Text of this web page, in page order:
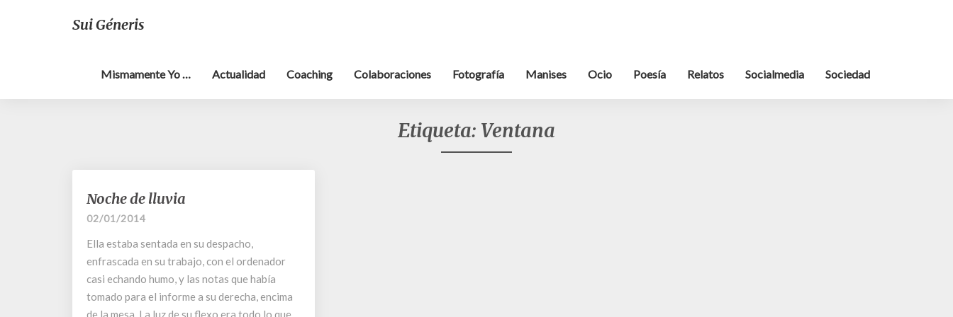
Sui Géneris
Mismamente Yo … Actualidad Coaching Colaboraciones Fotografía Manises Ocio Poesía Relatos Socialmedia Sociedad
Etiqueta: Ventana
Noche
de
lluvia
Noche de lluvia
02/01/2014
Ella estaba sentada en su despacho,
enfrascada en su trabajo, con el ordenador
casi echando humo, y las notas que había
tomado para el informe a su derecha, encima
de la mesa. La luz de su flexo era todo lo que